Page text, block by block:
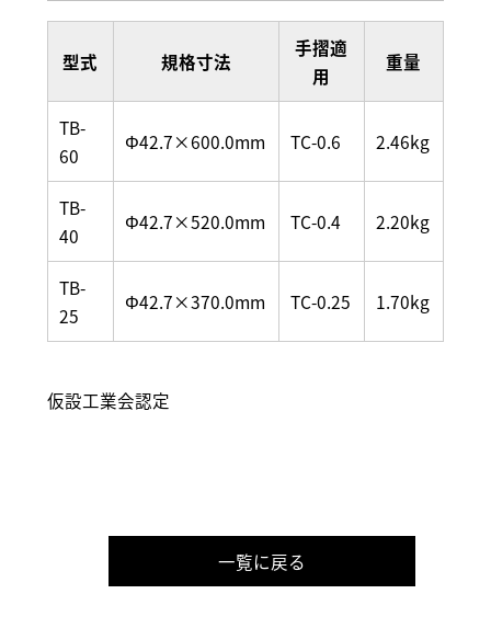
型式 規格寸法
手摺適
用
重量
TB-
60
Φ42.7×600.0mm TC-0.6 2.46kg
TB-
40
Φ42.7×520.0mm TC-0.4 2.20kg
TB-
25
Φ42.7×370.0mm TC-0.25 1.70kg
仮設工業会認定
一覧に戻る